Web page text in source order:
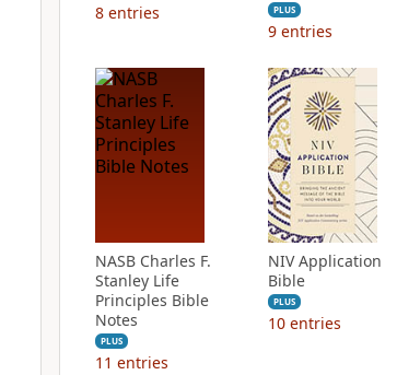
8 entries PLUS
9 entries
NASB Charles F.
Stanley Life
Principles Bible
Notes
PLUS
11 entries
NIV Application
Bible
PLUS
10 entries